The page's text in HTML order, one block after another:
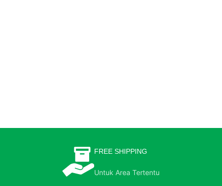
FREE SHIPPING
Untuk Area Tertentu